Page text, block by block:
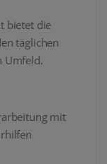
bietet die
täglichen
Umfeld.
mit